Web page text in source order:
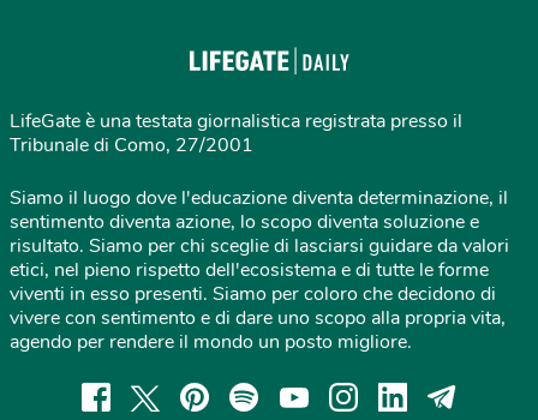
LifeGate è una testata giornalistica registrata presso il
Tribunale di Como, 27/2001
Siamo il luogo dove l'educazione diventa determinazione, il
sentimento diventa azione, lo scopo diventa soluzione e
risultato. Siamo per chi sceglie di lasciarsi guidare da valori
etici, nel pieno rispetto dell'ecosistema e di tutte le forme
viventi in esso presenti. Siamo per coloro che decidono di
vivere con sentimento e di dare uno scopo alla propria vita,
agendo per rendere il mondo un posto migliore.